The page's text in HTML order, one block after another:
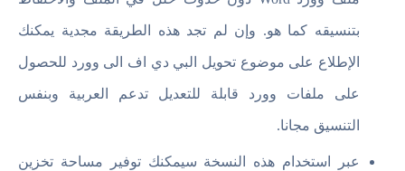
بتنسيقه كما هو. وإن لم تجد هذه الطريقة مجدية يمكنك
الإطلاع على موضوع تحويل البي دي اف الى وورد للحصول
على ملفات وورد قابلة للتعديل تدعم العربية وبنفس
التنسيق مجانا.
عبر استخدام هذه النسخة سيمكنك توفير مساحة تخزين